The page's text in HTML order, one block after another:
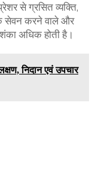
से ग्रसित व्यक्ति,
सेवन करने वाले और
अधिक होती है।
निदान एवं उपचार